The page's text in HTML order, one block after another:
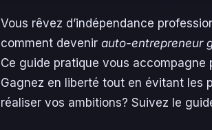
Vous rêvez d’indépendance
comment devenir auto-entrepreneur
Ce guide pratique vous
Gagnez en liberté tout en évitant les
réaliser vos ambitions? Suivez le